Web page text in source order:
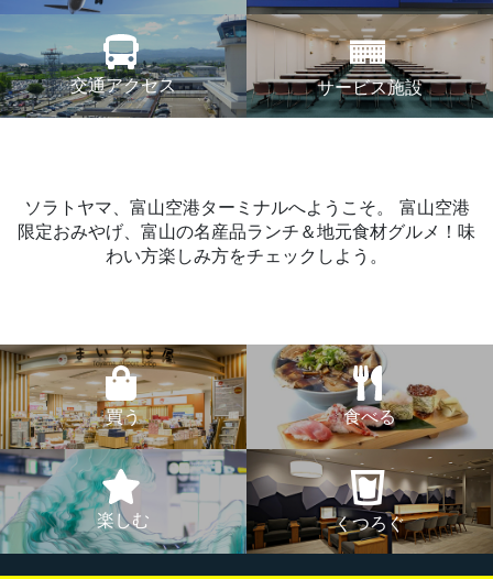
交通アクセス サービス施設
ソラトヤマ、富山空港ターミナルへようこそ。
富山空港
限定おみやげ、富山の名産品ランチ＆地元食材グルメ！味
わい方楽しみ方をチェックしよう。
買う 食べる
楽しむ くつろぐ